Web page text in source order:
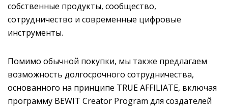
собственные продукты, сообщество,
сотрудничество и современные цифровые
инструменты.
Помимо обычной покупки, мы также предлагаем
возможность долгосрочного сотрудничества,
основанного на принципе TRUE AFFILIATE, включая
программу BEWIT Creator Program для создателей